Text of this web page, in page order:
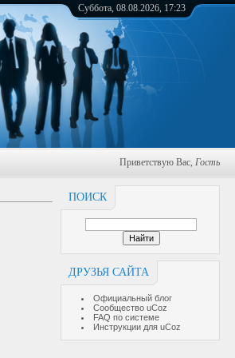
Суббота, 08.08.2026, 17:23
Приветствую Вас, Гость
ПОИСК
ДРУЗЬЯ САЙТА
Официальный блог
Сообщество uCoz
FAQ по системе
Инструкции для uCoz